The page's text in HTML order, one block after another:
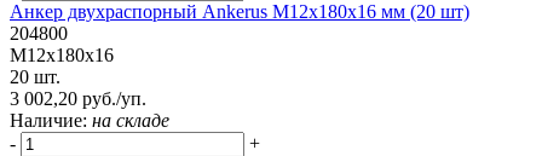
Анкер двухраспорный Ankerus М12х180х16 мм (20 шт)
204800
М12х180х16
20 шт.
3 002,20 руб./уп.
Наличие: на складе
-
+